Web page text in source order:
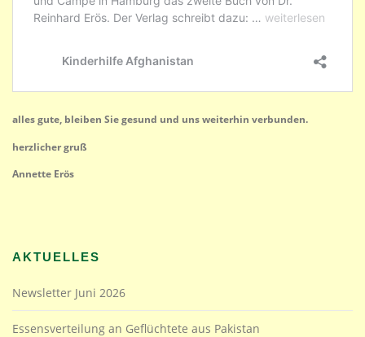
alles gute, bleiben Sie gesund und uns weiterhin verbunden.
herzlicher gruß
Annette Erös
AKTUELLES
Newsletter Juni 2026
Essensverteilung an Geflüchtete aus Pakistan